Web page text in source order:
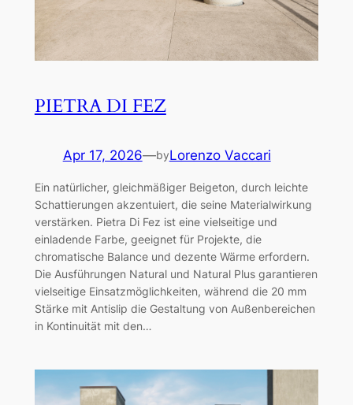
PIETRA DI FEZ
Apr 17, 2026—byLorenzo Vaccari
Ein natürlicher, gleichmäßiger Beigeton, durch leichte
Schattierungen akzentuiert, die seine Materialwirkung
verstärken. Pietra Di Fez ist eine vielseitige und
einladende Farbe, geeignet für Projekte, die
chromatische Balance und dezente Wärme erfordern.
Die Ausführungen Natural und Natural Plus garantieren
vielseitige Einsatzmöglichkeiten, während die 20 mm
Stärke mit Antislip die Gestaltung von Außenbereichen
in Kontinuität mit den…